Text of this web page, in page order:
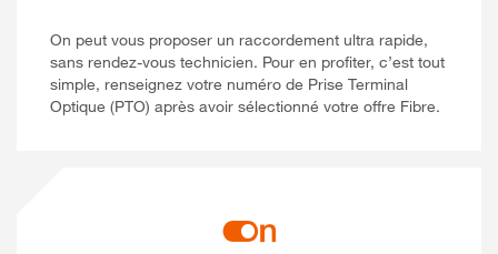
On peut vous proposer un raccordement ultra rapide,
sans rendez-vous technicien. Pour en profiter, c’est tout
simple, renseignez votre numéro de Prise Terminal
Optique (PTO) après avoir sélectionné votre offre Fibre.